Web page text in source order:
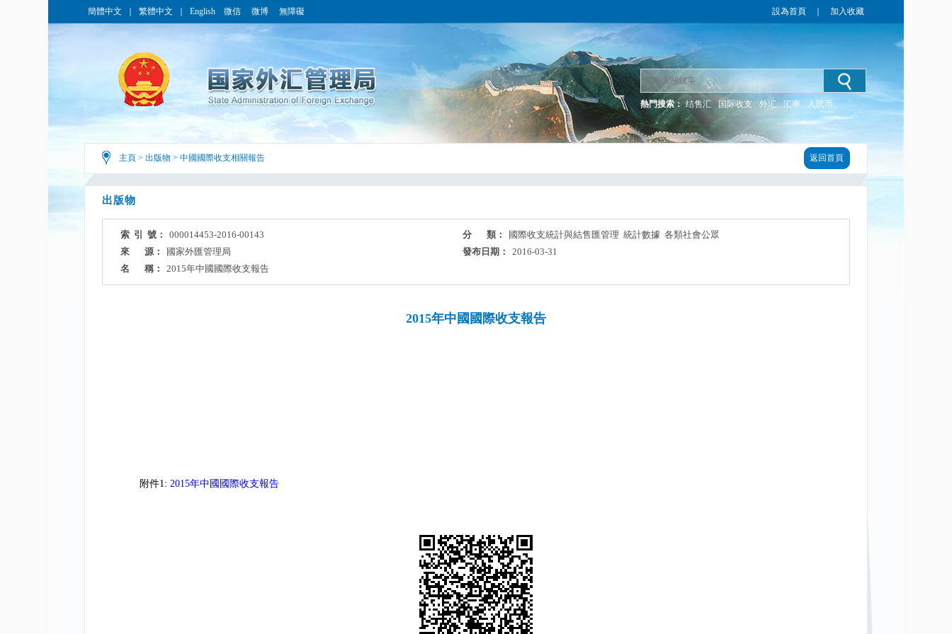
簡體中文 繁體中文 English 微信 微博 無障礙 設為首頁 加入收藏
熱門搜索： 结售汇 国际收支 外汇 汇率 人民币
主頁 > 出版物 > 中國國際收支相關報告 返回首頁
出版物
索 引 號： 000014453-2016-00143 分 類：
國際收支統計與結售匯管理 統計數據 各類社會公眾
來 源：
國家外匯管理局 發布日期：
2016-03-31
名 稱：
2015年中國國際收支報告
2015年中國國際收支報告
附件1: 2015年中國國際收支報告